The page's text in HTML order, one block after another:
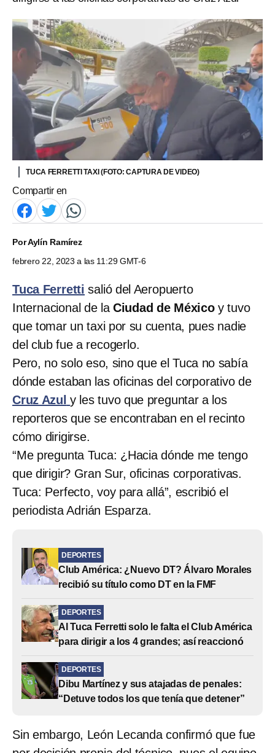
TUCA FERRETTI TAXI (FOTO: CAPTURA DE VIDEO)
Compartir en
PorAylín Ramírez
febrero 22, 2023 a las 11:29 GMT-6
Tuca Ferretti salió del Aeropuerto
Internacional de la Ciudad de Méxicoy tuvo
que tomar un taxi por su cuenta, pues nadie
del club fue a recogerlo.
Pero, no solo eso, sino que el Tuca no sabía
dónde estaban las oficinas del corporativo de
Cruz Azul y les tuvo que preguntar a los
reporteros que se encontraban en el recinto
cómo dirigirse.
“Me pregunta Tuca: ¿Hacia dónde me tengo
que dirigir? Gran Sur, oficinas corporativas.
Tuca: Perfecto, voy para allá”, escribió el
periodista Adrián Esparza.
DEPORTES
Club América: ¿Nuevo DT? Álvaro Morales
recibió su título como DT en la FMF
DEPORTES
Al Tuca Ferretti solo le falta el Club América
para dirigir a los 4 grandes; así reaccionó
DEPORTES
Dibu Martínez y sus atajadas de penales:
“Detuve todos los que tenía que detener”
Sin embargo, León Lecanda confirmó que fue